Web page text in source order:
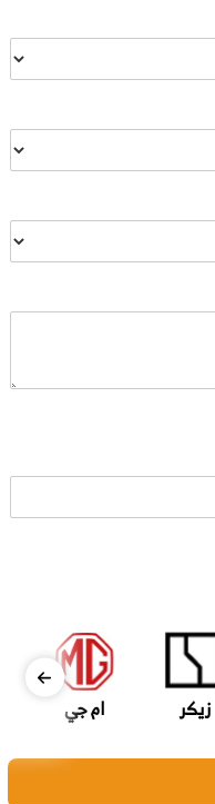
زيكر ام جي